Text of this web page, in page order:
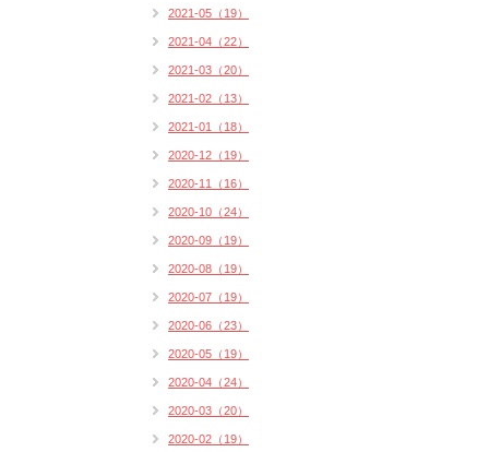
2021-05（19）
2021-04（22）
2021-03（20）
2021-02（13）
2021-01（18）
2020-12（19）
2020-11（16）
2020-10（24）
2020-09（19）
2020-08（19）
2020-07（19）
2020-06（23）
2020-05（19）
2020-04（24）
2020-03（20）
2020-02（19）